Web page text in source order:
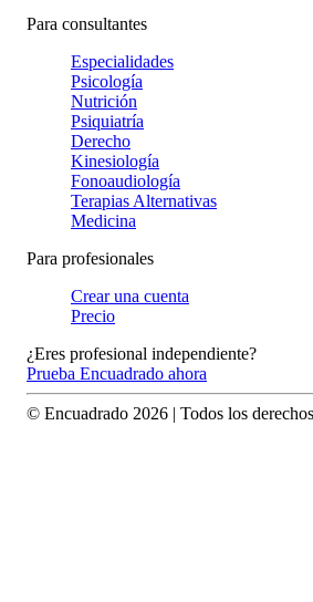
Para consultantes
Especialidades
Psicología
Nutrición
Psiquiatría
Derecho
Kinesiología
Fonoaudiología
Terapias Alternativas
Medicina
Para profesionales
Crear una cuenta
Precio
¿Eres profesional independiente?
Prueba Encuadrado ahora
© Encuadrado 2026 | Todos los